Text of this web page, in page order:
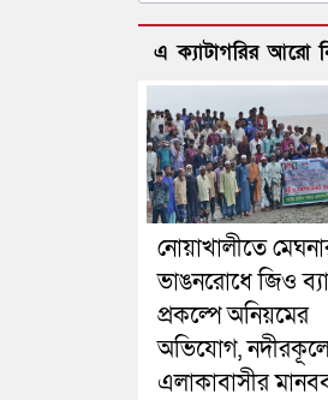
এ ক্যাটাগরির আরো
নোয়াখালীতে
ভাঙনরোধে জিও
প্রকল্পে অনিয়মের
অভিযোগ,
এলাকাবাসীর